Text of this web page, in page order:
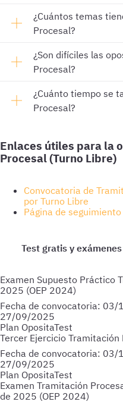
¿Cuántos temas
Procesal?
¿Son difíciles las
Procesal?
¿Cuánto tiempo se
Procesal?
Enlaces útiles para la
Procesal (Turno Libre)
Convocatoria de
por Turno Libre
Página de
Examen Supuesto Práctico
2025 (OEP 2024)
Fecha de convocatoria: 03/
27/09/2025
Plan OpositaTest
Tercer Ejercicio
Fecha de convocatoria: 03/
27/09/2025
Plan OpositaTest
Examen Tramitación
de 2025 (OEP 2024)